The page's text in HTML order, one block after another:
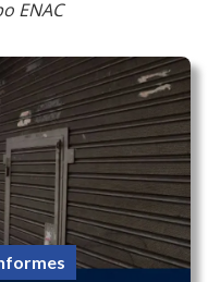
ENAC